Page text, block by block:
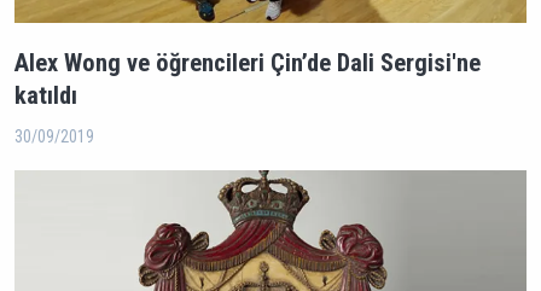
Alex Wong ve öğrencileri Çin’de Dali Sergisi'ne
katıldı
30/09/2019